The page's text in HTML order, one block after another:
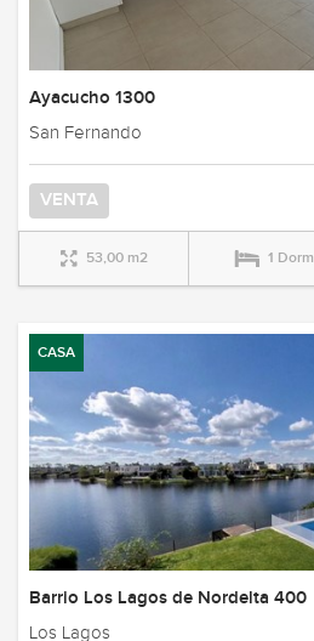
Ayacucho 1300
San Fernando
VENTA
53,00 m2 1 Dorm
CASA
Barrio Los Lagos de Nordelta 400
Los Lagos